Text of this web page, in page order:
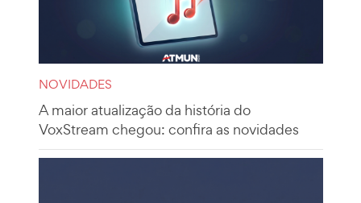
NOVIDADES
A maior atualização da história do
VoxStream chegou: confira as novidades